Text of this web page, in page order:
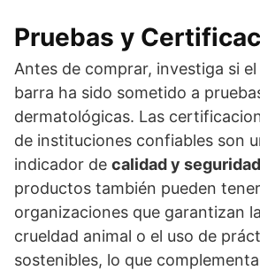
Pruebas y
Antes de comprar, investiga si
barra ha sido sometido a
dermatológicas. Las
de instituciones confiables son
indicador de calidad y seguridad
productos también pueden
organizaciones que garantizan
crueldad animal o el uso de
sostenibles, lo que